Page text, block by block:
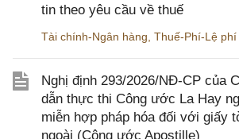
tin theo yêu cầu về thuế
Tài chính-Ngân hàng Thuế-Phí-Lệ phí
Nghị định 293/2026/NĐ-CP của
dẫn thực thi Công ước La Hay
miễn hợp pháp hóa đối với giấy
ngoài (Công ước Apostille)